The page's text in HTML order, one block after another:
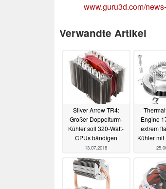
www.guru3d.com/
Verwandte Artikel
Silver Arrow TR4:
Großer Doppelturm-
Kühler soll 320-Watt-
CPUs bändigen
13.07.2018
Engine
extrem
Kühler